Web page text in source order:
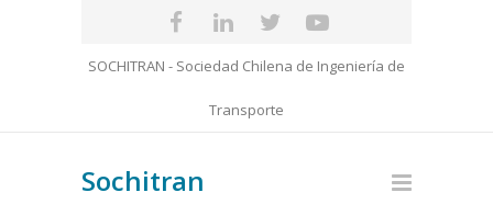
SOCHITRAN - Sociedad Chilena de Ingeniería de
Transporte
Sochitran